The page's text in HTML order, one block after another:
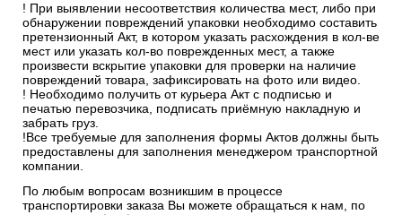
! При выявлении несоответствия количества мест, либо при
обнаружении повреждений упаковки необходимо составить
претензионный Акт, в котором указать расхождения в кол-ве
мест или указать кол-во поврежденных мест, а также
произвести вскрытие упаковки для проверки на наличие
повреждений товара, зафиксировать на фото или видео.
! Необходимо получить от курьера Акт с подписью и
печатью перевозчика, подписать приёмную накладную и
забрать груз.
!Все требуемые для заполнения формы Актов должны быть
предоставлены для заполнения менеджером транспортной
компании.
По любым вопросам возникшим в процессе
транспортировки заказа Вы можете обращаться к нам, по